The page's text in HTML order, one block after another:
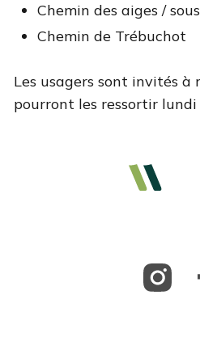
Chemin des aiges /
Chemin de Trébuchot
Les usagers sont invités à
pourront les ressortir